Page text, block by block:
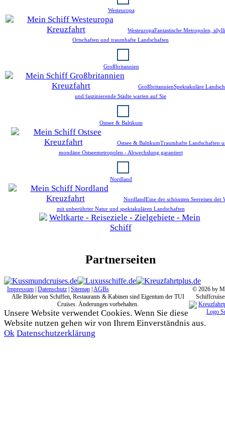
Westeuropa
WesteuropaFantastische Metropolen,
Ortschaften und traumhafte Landschaften
Großbritannien
GroßbritannienSpektakuläre
und faszinierende Städte warten auf Sie
Ostsee & Baltikum
Ostsee & BaltikumTraumhafte Landschaften
mondäne Ostseemetropolen - Abwechslung garantiert
Nordland
NordlandEine der schönsten Seereisen der
mit unberührter Natur und spektakulären Landschaften
Partnerseiten
Impressum Datenschutz Sitemap AGBs
Alle Bilder von Schiffen, Restaurants & Kabinen sind Eigentum der TUI
Cruises. Änderungen vorbehalten.
© 2026 by
Unsere Website verwendet Cookies. Wenn Sie diese
Website nutzen gehen wir von Ihrem Einverständnis aus.
Ok Datenschutzerklärung